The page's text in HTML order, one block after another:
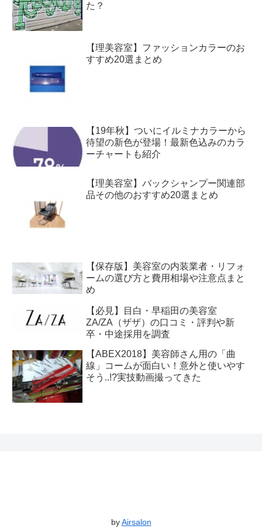
た？
【理美容室】ファッションカラーのお
すすめ20選まとめ
【19年秋】ついにイルミナカラーから
待望の新色が登場！最新色込みのカラ
ーチャートも紹介
【理美容室】バックシャンプー関連部
品その他のおすすめ20選まとめ
【保存版】美容室の内装業者・リフォ
ームの選び方と費用相場や注意点まと
め
【必見】目白・早稲田の美容室
ZA/ZA（ザザ）の口コミ・評判や新
卒・中途採用を調査
【ABEX2018】美容師さん用の「曲
線」コームが面白い！意外と使いやす
そう..!?実技動画撮ってきた
byAirsalon